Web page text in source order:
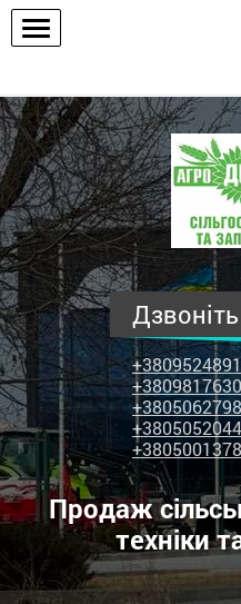
ПП
"Агродім-
центр"
-
продаж
техніки
та
запчастин
Продаж
техніки